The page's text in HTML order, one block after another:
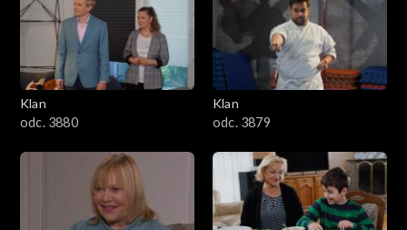
1101–1200
1001–1100
901–1000
801–900
Klan
odc. 3880
Klan
odc. 3879